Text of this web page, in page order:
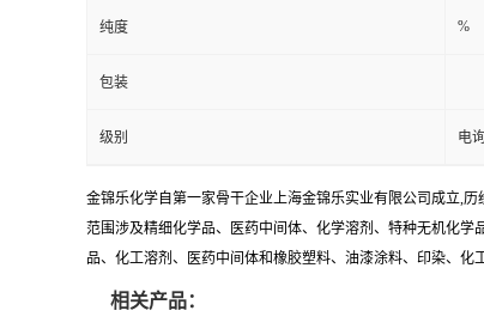
纯度 %
包装
级别 电
金锦乐化学自第一家骨干企业上海金锦乐实业有限公司成立,
范围涉及精细化学品、医药中间体、化学溶剂、特种无机化
品、化工溶剂、医药中间体和橡胶塑料、油漆涂料、印染、
相关产品：